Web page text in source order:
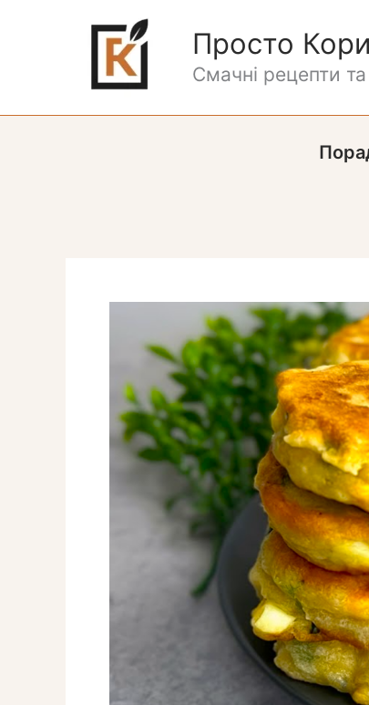
Просто
Смачні рецепти